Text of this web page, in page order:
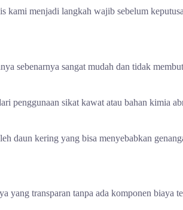
kami menjadi langkah wajib sebelum
sebenarnya sangat mudah dan tidak
penggunaan sikat kawat atau bahan kimia
daun kering yang bisa menyebabkan
yang transparan tanpa ada komponen biaya